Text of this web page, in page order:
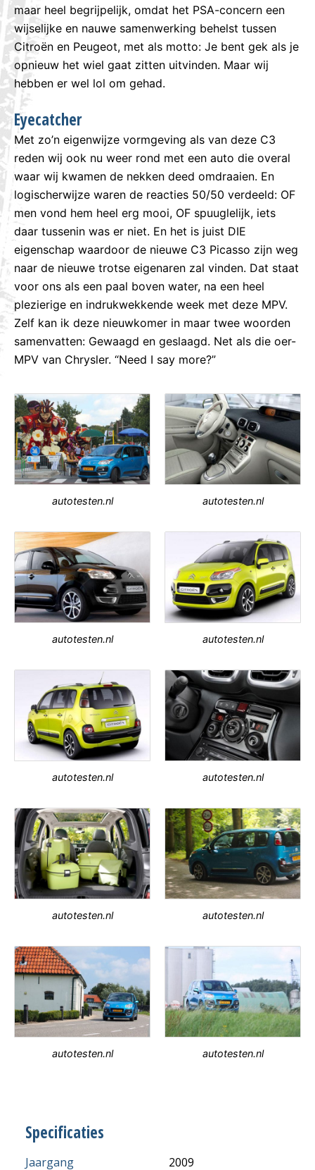
maar heel begrijpelijk, omdat het PSA-concern een
wijselijke en nauwe samenwerking behelst tussen
Citroën en Peugeot, met als motto: Je bent gek als je
opnieuw het wiel gaat zitten uitvinden. Maar wij
hebben er wel lol om gehad.
Eyecatcher
Met zo’n eigenwijze vormgeving als van deze C3
reden wij ook nu weer rond met een auto die overal
waar wij kwamen de nekken deed omdraaien. En
logischerwijze waren de reacties 50/50 verdeeld: OF
men vond hem heel erg mooi, OF spuuglelijk, iets
daar tussenin was er niet. En het is juist DIE
eigenschap waardoor de nieuwe C3 Picasso zijn weg
naar de nieuwe trotse eigenaren zal vinden. Dat staat
voor ons als een paal boven water, na een heel
plezierige en indrukwekkende week met deze MPV.
Zelf kan ik deze nieuwkomer in maar twee woorden
samenvatten: Gewaagd en geslaagd. Net als die oer-
MPV van Chrysler. “Need I say more?”
autotesten.nl autotesten.nl
autotesten.nl autotesten.nl
autotesten.nl autotesten.nl
autotesten.nl autotesten.nl
autotesten.nl autotesten.nl
Specificaties
Jaargang 2009